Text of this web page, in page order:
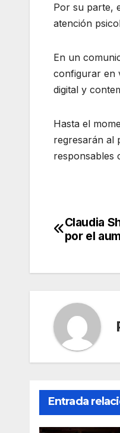
Por su parte,
atención
En un
configurar en
digital y
Hasta el
regresarán al
responsables
Claudia
por el
Entrada